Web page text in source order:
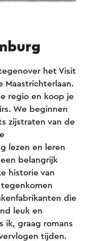
het Visit
Maastrichterlaan.
regio en koop je
We beginnen
zijstraten van de
lezen en leren
belangrijk
historie van
die
leuk en
ik, graag romans
tijden.